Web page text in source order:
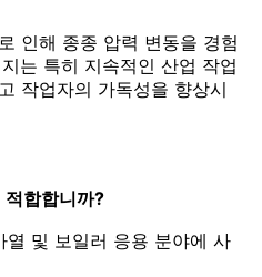
인해 종종 압력 변동을 경험
는 특히 지속적인 산업 작업
작업자의 가독성을 향상시
합합니까?
및 보일러 응용 분야에 사